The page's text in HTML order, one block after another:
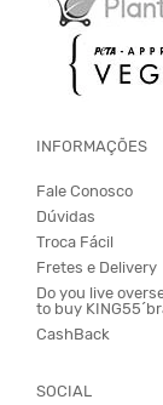
INFORMAÇÕES
Fale Conosco
Dúvidas
Troca Fácil
Fretes e Delivery
Do you live
to buy
CashBack
SOCIAL